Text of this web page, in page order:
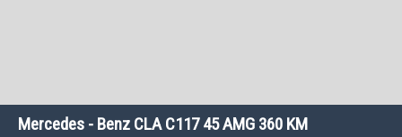
Mercedes - Benz CLA C117 45 AMG 360 KM